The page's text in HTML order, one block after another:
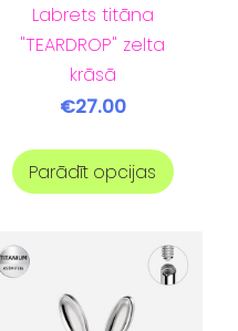
Labrets titāna
"TEARDROP" zelta
krāsā
€27.00
Parādīt opcijas